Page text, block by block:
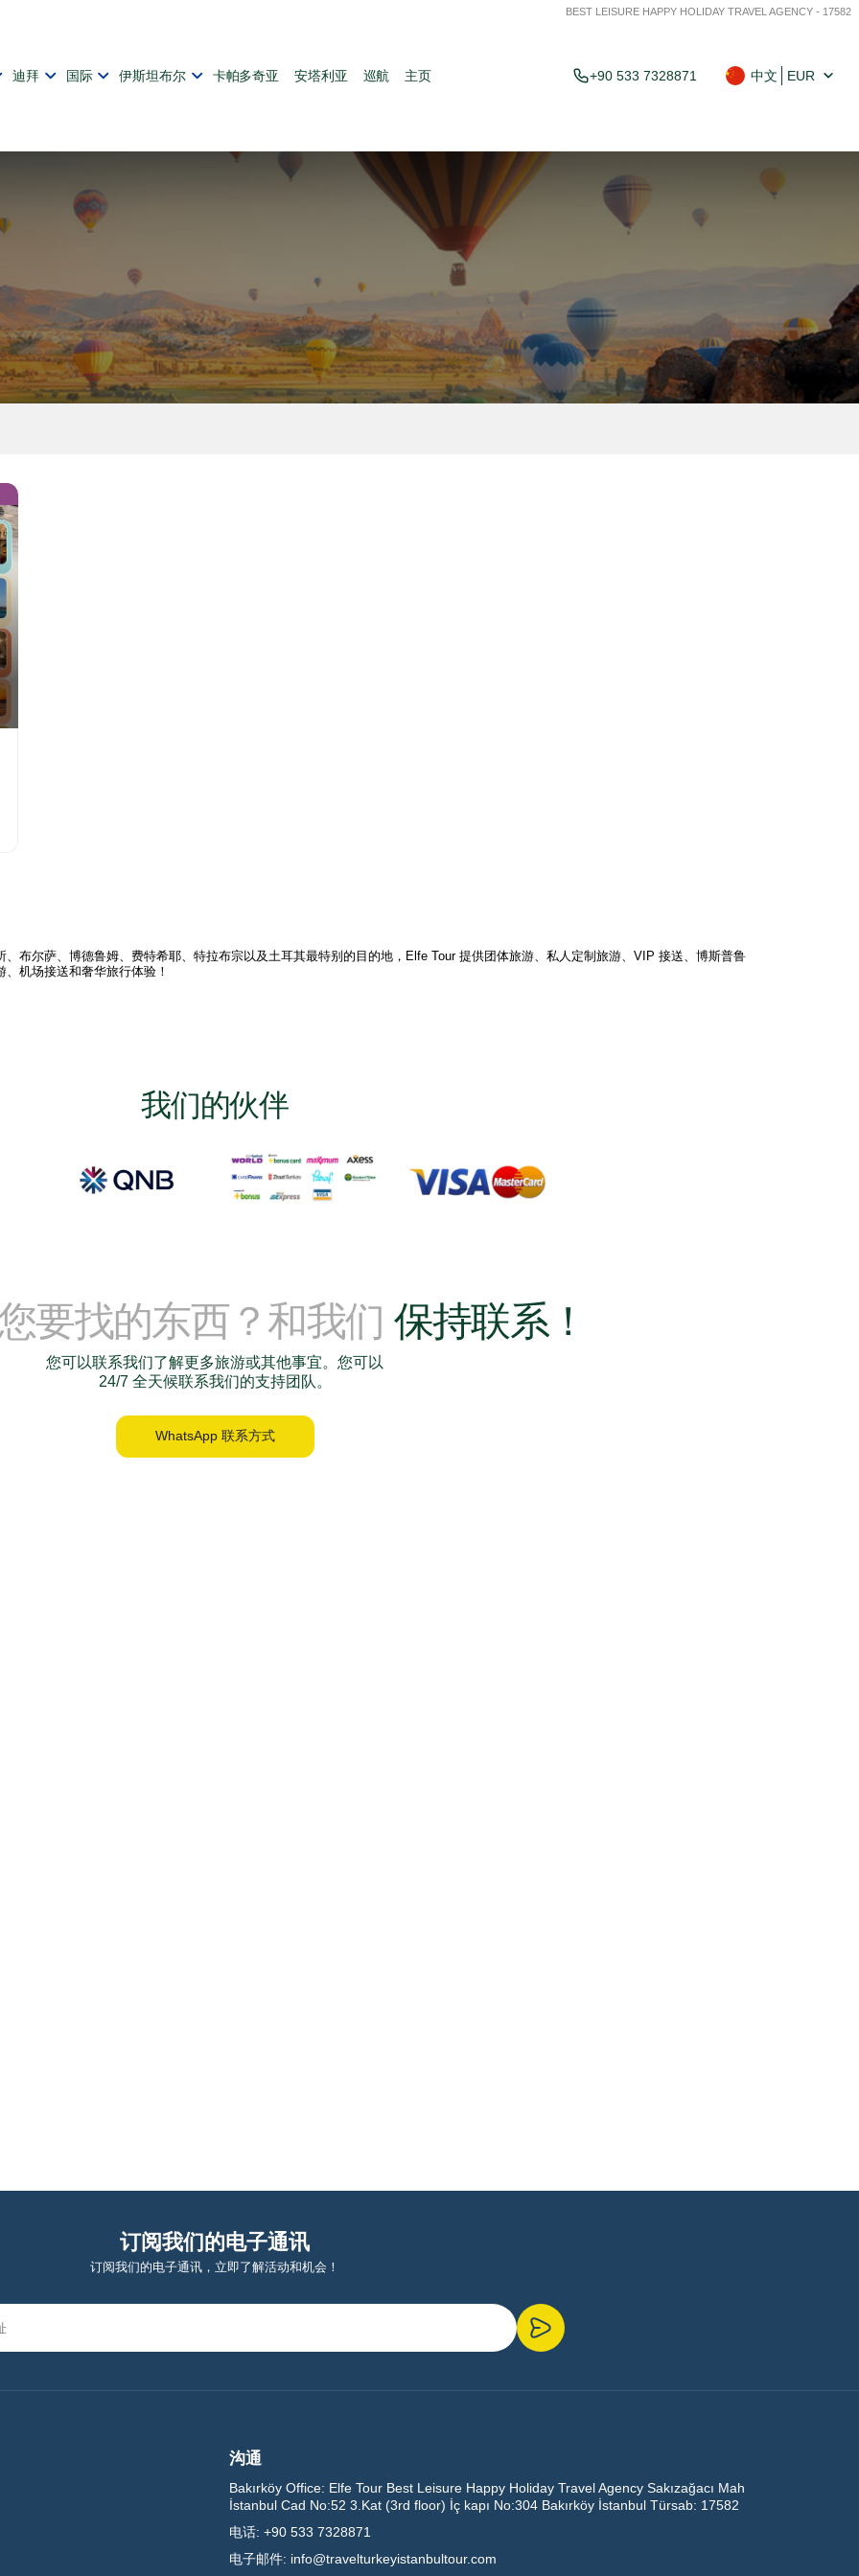
BEST LEISURE HAPPY HOLIDAY TRAVEL AGENCY - 17582
迪拜 国际 伊斯坦布尔 卡帕多奇亚 安塔利亚 巡航 主页 +90 533 7328871 中文 EUR
布尔萨、博德鲁姆、费特希耶、特拉布宗以及土耳其最特别的目的地，Elfe Tour 提供团体旅游、私人定制旅游、VIP 接送、博斯普鲁
机场接送和奢华旅行体验！
我们的伙伴
要找的东西？和我们 保持联系！
您可以联系我们了解更多旅游或其他事宜。您可以
24/7 全天候联系我们的支持团队。
WhatsApp 联系方式
订阅我们的电子通讯
订阅我们的电子通讯，立即了解活动和机会！
沟通
Bakırköy Office: Elfe Tour Best Leisure Happy Holiday Travel Agency Sakızağacı Mah
İstanbul Cad No:52 3.Kat (3rd floor) İç kapı No:304 Bakırköy İstanbul Türsab: 17582
电话: +90 533 7328871
电子邮件: info@travelturkeyistanbultour.com